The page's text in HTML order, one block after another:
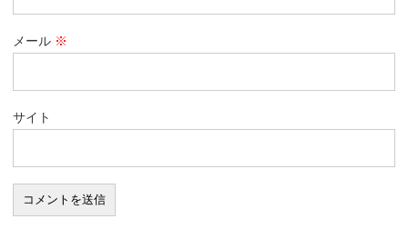
メール ※
サイト